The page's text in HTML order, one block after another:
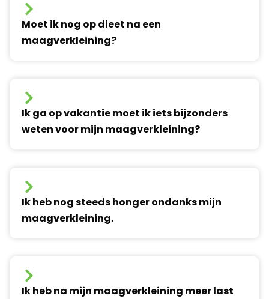
Moet ik nog op dieet na een
maagverkleining?
Ik ga op vakantie moet ik iets bijzonders
weten voor mijn maagverkleining?
Ik heb nog steeds honger ondanks mijn
maagverkleining.
Ik heb na mijn maagverkleining meer last